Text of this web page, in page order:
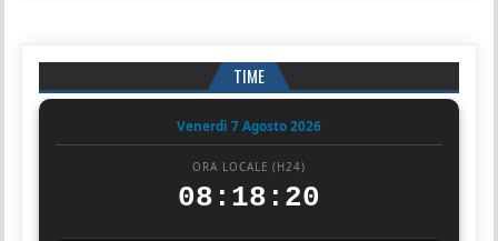
TIME
Venerdì 7 Agosto 2026
ORA LOCALE (H24)
08:18:20